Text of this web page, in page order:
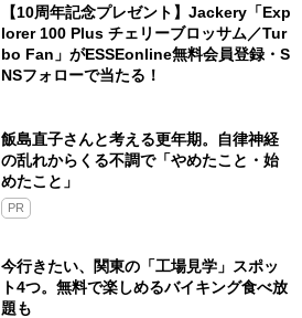
【10周年記念プレゼント】Jackery「Exp
lorer 100 Plus チェリーブロッサム／Tur
bo Fan」がESSEonline無料会員登録・S
NSフォローで当たる！
飯島直子さんと考える更年期。自律神経
の乱れからくる不調で「やめたこと・始
めたこと」
PR
今行きたい、関東の「工場見学」スポッ
ト4つ。無料で楽しめるバイキング食べ放
題も